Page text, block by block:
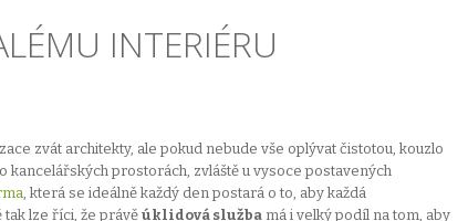
INTERIÉRU
zvát architekty, ale pokud nebude vše oplývat čistotou, kouzlo
prostorách, zvláště u vysoce postavených
, která se ideálně každý den postará o to, aby každá
lze říci, že právě úklidová služba má i velký podíl na tom, aby